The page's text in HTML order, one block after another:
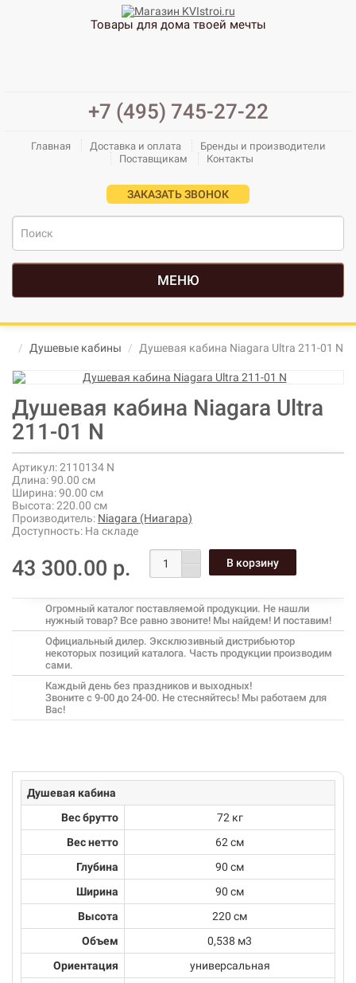
Товары для дома твоей мечты
+7 (495) 745-27-22
Главная Доставка и оплата
Бренды и производители
Поставщикам
Контакты
ЗАКАЗАТЬ ЗВОНОК
МЕНЮ
Душевые кабины Душевая кабина Niagara Ultra 211-01 N
Душевая кабина Niagara Ultra
211-01 N
Артикул:2110134 N
Длина:90.00 см
Ширина:90.00 см
Высота:220.00 см
Производитель: Niagara (Ниагара)
Доступность: На складе
43 300.00 р.
Огромный каталог поставляемой продукции. Не нашли
нужный товар? Все равно звоните! Мы найдем! И поставим!
Официальный дилер. Эксклюзивный дистрибьютор
некоторых позиций каталога. Часть продукции производим
сами.
Каждый день без праздников и выходных!
Звоните с 9-00 до 24-00. Не стесняйтесь! Мы работаем для
Вас!
Душевая кабина
Вес брутто
72 кг
Вес нетто
62 см
Глубина
90 см
Ширина
90 см
Высота
220 см
Объем
0,538 м3
Ориентация
универсальная